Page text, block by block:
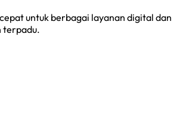
untuk berbagai layanan digital dan
terpadu.